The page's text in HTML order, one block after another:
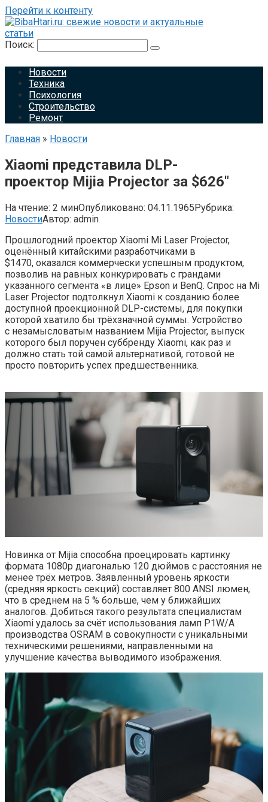
Перейти к контенту
Поиск:
Новости
Техника
Психология
Строительство
Ремонт
Главная » Новости
Xiaomi представила DLP-
проектор Mijia Projector за $626″
На чтение: 2 минОпубликовано: 04.11.1965Рубрика:
НовостиАвтор: admin
Прошлогодний проектор Xiaomi Mi Laser Projector,
оценённый китайскими разработчиками в
$1470, оказался коммерчески успешным продуктом,
позволив на равных конкурировать с грандами
указанного сегмента «в лице» Epson и BenQ. Спрос на Mi
Laser Projector подтолкнул Xiaomi к созданию более
доступной проекционной DLP-системы, для покупки
которой хватило бы трёхзначной суммы. Устройство
с незамысловатым названием Mijia Projector, выпуск
которого был поручен суббренду Xiaomi, как раз и
должно стать той самой альтернативой, готовой не
просто повторить успех предшественника.
Новинка от Mijia способна проецировать картинку
формата 1080p диагональю 120 дюймов с расстояния не
менее трёх метров. Заявленный уровень яркости
(средняя яркость секций) составляет 800 ANSI люмен,
что в среднем на 5 % больше, чем у ближайших
аналогов. Добиться такого результата специалистам
Xiaomi удалось за счёт использования ламп P1W/A
производства OSRAM в совокупности с уникальными
техническими решениями, направленными на
улучшение качества выводимого изображения.